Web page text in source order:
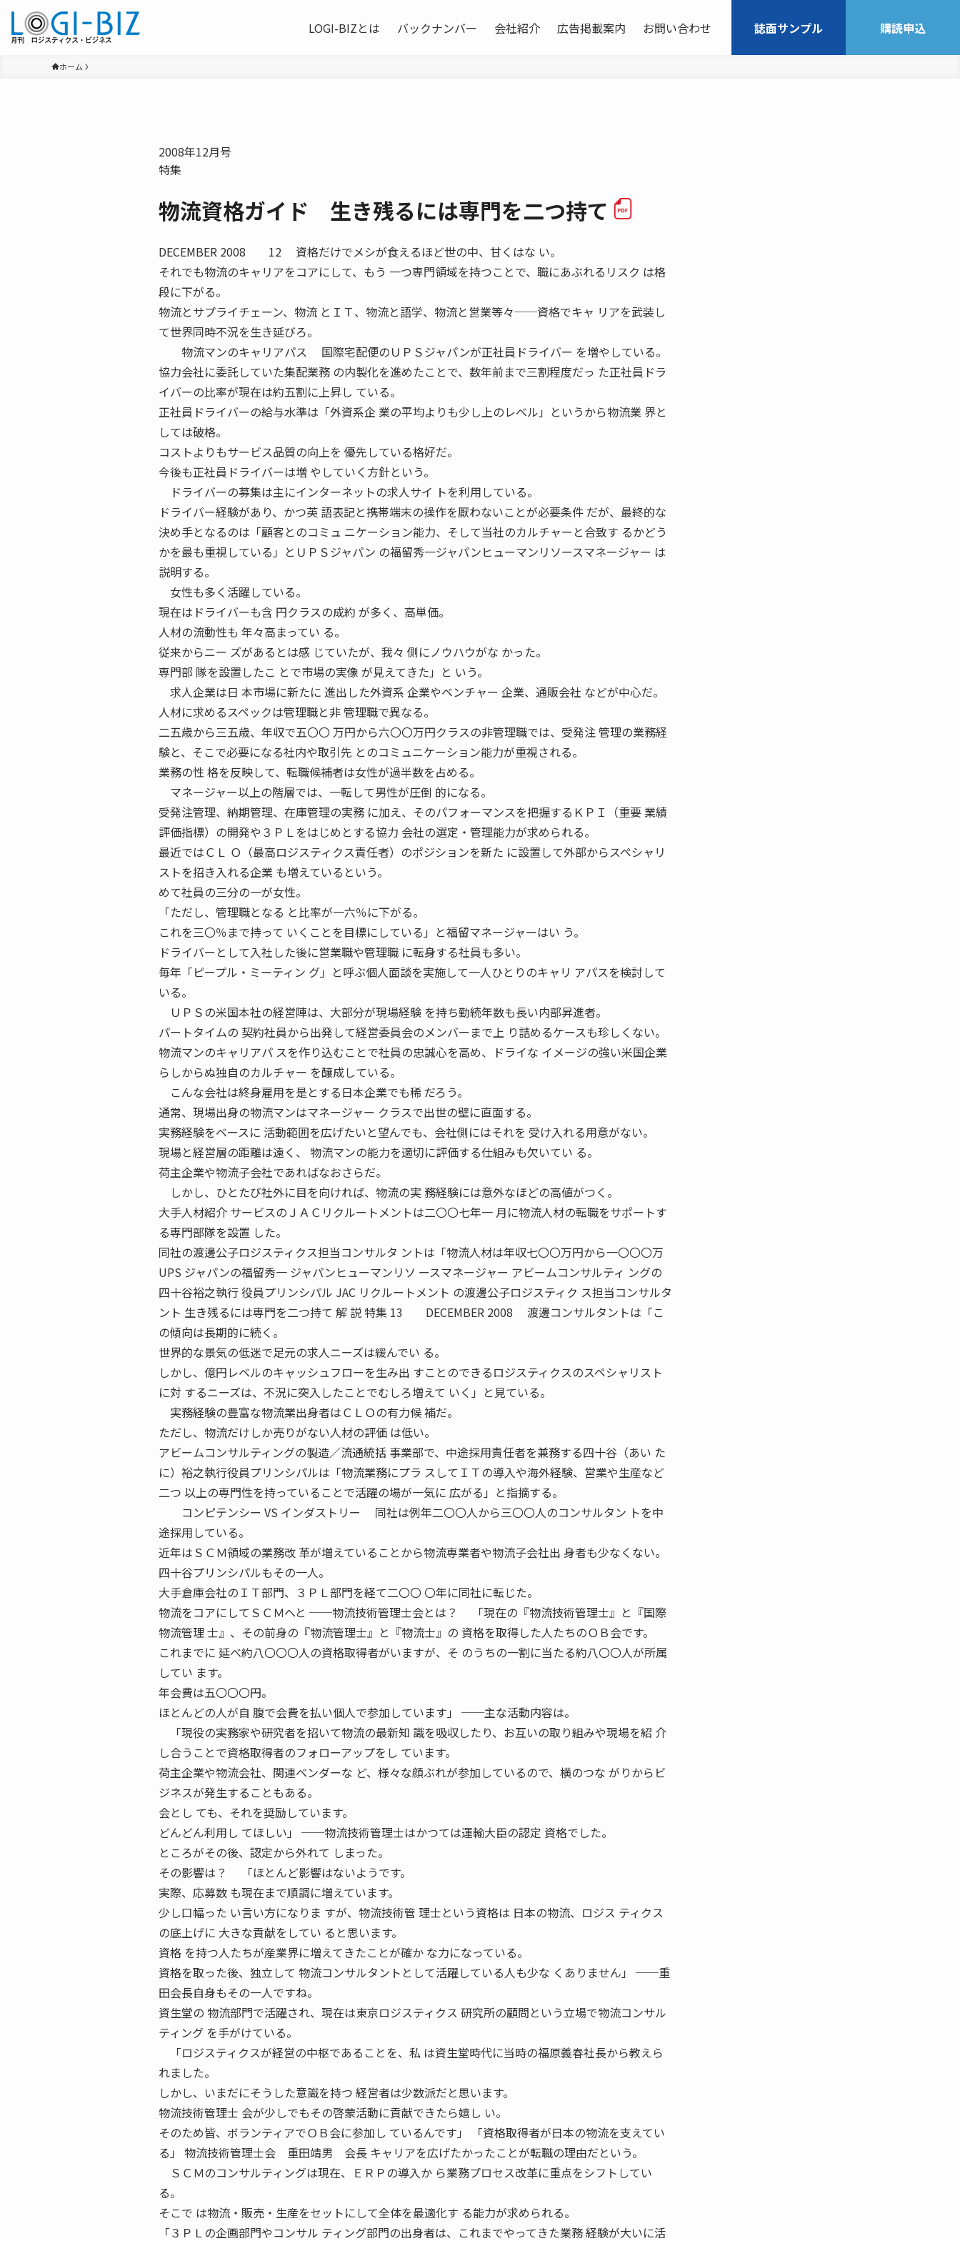
LOGI-BIZとは バックナンバー 会社紹介 広告掲載案内 お問い合わせ 誌面サンプル 購読申込
ホーム
2008年12月号
特集
物流資格ガイド 生き残るには専門を二つ持て
DECEMBER 2008 12 資格だけでメシが食えるほど世の中、甘くはな い。
それでも物流のキャリアをコアにして、もう 一つ専門領域を持つことで、職にあぶれるリスク は格
段に下がる。
物流とサプライチェーン、物流 とＩＴ、物流と語学、物流と営業等々──資格でキャ リアを武装し
て世界同時不況を生き延びろ。
物流マンのキャリアパス 国際宅配便のＵＰＳジャパンが正社員ドライバー を増やしている。
協力会社に委託していた集配業務 の内製化を進めたことで、数年前まで三割程度だっ た正社員ドラ
イバーの比率が現在は約五割に上昇し ている。
正社員ドライバーの給与水準は「外資系企 業の平均よりも少し上のレベル」というから物流業 界と
しては破格。
コストよりもサービス品質の向上を 優先している格好だ。
今後も正社員ドライバーは増 やしていく方針という。
ドライバーの募集は主にインターネットの求人サイ トを利用している。
ドライバー経験があり、かつ英 語表記と携帯端末の操作を厭わないことが必要条件 だが、最終的な
決め手となるのは「顧客とのコミュ ニケーション能力、そして当社のカルチャーと合致す るかどう
かを最も重視している」とＵＰＳジャパン の福留秀一ジャパンヒューマンリソースマネージャー は
説明する。
女性も多く活躍している。
現在はドライバーも含 円クラスの成約 が多く、高単価。
人材の流動性も 年々高まってい る。
従来からニー ズがあるとは感 じていたが、我々 側にノウハウがな かった。
専門部 隊を設置したこ とで市場の実像 が見えてきた」と いう。
求人企業は日 本市場に新たに 進出した外資系 企業やベンチャー 企業、通販会社 などが中心だ。
人材に求めるスペックは管理職と非 管理職で異なる。
二五歳から三五歳、年収で五〇〇 万円から六〇〇万円クラスの非管理職では、受発注 管理の業務経
験と、そこで必要になる社内や取引先 とのコミュニケーション能力が重視される。
業務の性 格を反映して、転職候補者は女性が過半数を占める。
マネージャー以上の階層では、一転して男性が圧倒 的になる。
受発注管理、納期管理、在庫管理の実務 に加え、そのパフォーマンスを把握するＫＰＩ（重要 業績
評価指標）の開発や３ＰＬをはじめとする協力 会社の選定・管理能力が求められる。
最近ではＣＬ Ｏ（最高ロジスティクス責任者）のポジションを新た に設置して外部からスペシャリ
ストを招き入れる企業 も増えているという。
めて社員の三分の一が女性。
「ただし、管理職となる と比率が一六％に下がる。
これを三〇％まで持って いくことを目標にしている」と福留マネージャーはい う。
ドライバーとして入社した後に営業職や管理職 に転身する社員も多い。
毎年「ピープル・ミーティン グ」と呼ぶ個人面談を実施して一人ひとりのキャリ アパスを検討して
いる。
ＵＰＳの米国本社の経営陣は、大部分が現場経験 を持ち勤続年数も長い内部昇進者。
パートタイムの 契約社員から出発して経営委員会のメンバーまで上 り詰めるケースも珍しくない。
物流マンのキャリアパ スを作り込むことで社員の忠誠心を高め、ドライな イメージの強い米国企業
らしからぬ独自のカルチャー を醸成している。
こんな会社は終身雇用を是とする日本企業でも稀 だろう。
通常、現場出身の物流マンはマネージャー クラスで出世の壁に直面する。
実務経験をベースに 活動範囲を広げたいと望んでも、会社側にはそれを 受け入れる用意がない。
現場と経営層の距離は遠く、 物流マンの能力を適切に評価する仕組みも欠いてい る。
荷主企業や物流子会社であればなおさらだ。
しかし、ひとたび社外に目を向ければ、物流の実 務経験には意外なほどの高値がつく。
大手人材紹介 サービスのＪＡＣリクルートメントは二〇〇七年一 月に物流人材の転職をサポートす
る専門部隊を設置 した。
同社の渡邊公子ロジスティクス担当コンサルタ ントは「物流人材は年収七〇〇万円から一〇〇〇万
UPS ジャパンの福留秀一 ジャパンヒューマンリソ ースマネージャー アビームコンサルティ ングの
四十谷裕之執行 役員プリンシパル JAC リクルートメント の渡邊公子ロジスティク ス担当コンサルタ
ント 生き残るには専門を二つ持て 解 説 特集 13 DECEMBER 2008 渡邊コンサルタントは「こ
の傾向は長期的に続く。
世界的な景気の低迷で足元の求人ニーズは緩んでい る。
しかし、億円レベルのキャッシュフローを生み出 すことのできるロジスティクスのスペシャリスト
に対 するニーズは、不況に突入したことでむしろ増えて いく」と見ている。
実務経験の豊富な物流業出身者はＣＬＯの有力候 補だ。
ただし、物流だけしか売りがない人材の評価 は低い。
アビームコンサルティングの製造／流通統括 事業部で、中途採用責任者を兼務する四十谷（あい た
に）裕之執行役員プリンシパルは「物流業務にプラ スしてＩＴの導入や海外経験、営業や生産など
二つ 以上の専門性を持っていることで活躍の場が一気に 広がる」と指摘する。
コンピテンシー VS インダストリー 同社は例年二〇〇人から三〇〇人のコンサルタン トを中
途採用している。
近年はＳＣＭ領域の業務改 革が増えていることから物流専業者や物流子会社出 身者も少なくない。
四十谷プリンシパルもその一人。
大手倉庫会社のＩＴ部門、３ＰＬ部門を経て二〇〇 〇年に同社に転じた。
物流をコアにしてＳＣＭへと ──物流技術管理士会とは？ 「現在の『物流技術管理士』と『国際
物流管理 士』、その前身の『物流管理士』と『物流士』の 資格を取得した人たちのＯＢ会です。
これまでに 延べ約八〇〇〇人の資格取得者がいますが、そ のうちの一割に当たる約八〇〇人が所属
してい ます。
年会費は五〇〇〇円。
ほとんどの人が自 腹で会費を払い個人で参加しています」 ──主な活動内容は。
「現役の実務家や研究者を招いて物流の最新知 識を吸収したり、お互いの取り組みや現場を紹 介
し合うことで資格取得者のフォローアップをし ています。
荷主企業や物流会社、関連ベンダーな ど、様々な顔ぶれが参加しているので、横のつな がりからビ
ジネスが発生することもある。
会とし ても、それを奨励しています。
どんどん利用し てほしい」 ──物流技術管理士はかつては運輸大臣の認定 資格でした。
ところがその後、認定から外れて しまった。
その影響は？ 「ほとんど影響はないようです。
実際、応募数 も現在まで順調に増えています。
少し口幅った い言い方になりま すが、物流技術管 理士という資格は 日本の物流、ロジス ティクス
の底上げに 大きな貢献をしてい ると思います。
資格 を持つ人たちが産業界に増えてきたことが確か な力になっている。
資格を取った後、独立して 物流コンサルタントとして活躍している人も少な くありません」 ──重
田会長自身もその一人ですね。
資生堂の 物流部門で活躍され、現在は東京ロジスティクス 研究所の顧問という立場で物流コンサル
ティング を手がけている。
「ロジスティクスが経営の中枢であることを、私 は資生堂時代に当時の福原義春社長から教えら
れました。
しかし、いまだにそうした意識を持つ 経営者は少数派だと思います。
物流技術管理士 会が少しでもその啓蒙活動に貢献できたら嬉し い。
そのため皆、ボランティアでＯＢ会に参加し ているんです」 「資格取得者が日本の物流を支えてい
る」 物流技術管理士会 重田靖男 会長 キャリアを広げたかったことが転職の理由だという。
ＳＣＭのコンサルティングは現在、ＥＲＰの導入か ら業務プロセス改革に重点をシフトしてい
る。
そこで は物流・販売・生産をセットにして全体を最適化す る能力が求められる。
「３ＰＬの企画部門やコンサル ティング部門の出身者は、これまでやってきた業務 経験が大いに活